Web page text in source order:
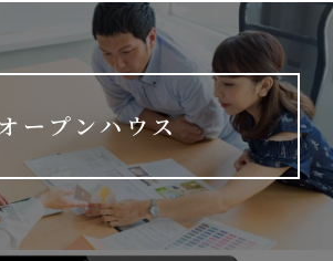
オープンハウス